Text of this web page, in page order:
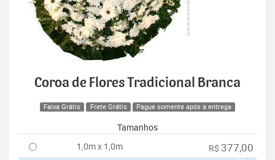
Coroa de Flores Tradicional Branca
Faixa Grátis Frete Grátis Pague somente após a entrega
Tamanhos
1,0m x 1,0m
R$ 377,00